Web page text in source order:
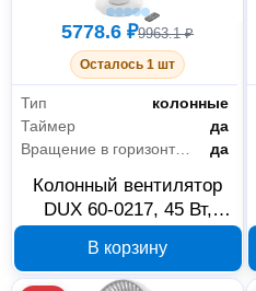
5778.6 ₽9963.1 ₽
Осталось 1 шт
Тип
колонные
Таймер
да
Вращение в горизонтальной плоскости
да
Колонный вентилятор
DUX 60-0217, 45 Вт,
В корзину